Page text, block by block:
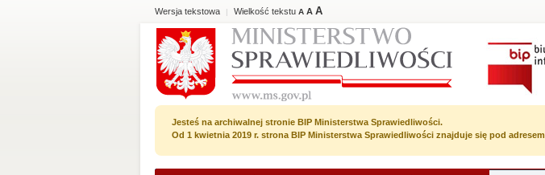
Wersja tekstowa | Wielkość tekstu A A A
Jesteś na archiwalnej stronie BIP Ministerstwa Sprawiedliwości.
Od 1 kwietnia 2019 r. strona BIP Ministerstwa Sprawiedliwości znajduje się pod adresem